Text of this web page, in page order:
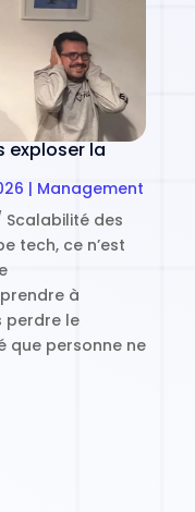
exploser la
| Management
des
tech, ce n’est
à
perdre le
que personne ne